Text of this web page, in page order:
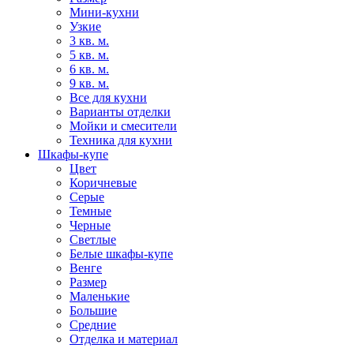
Мини-кухни
Узкие
3 кв. м.
5 кв. м.
6 кв. м.
9 кв. м.
Все для кухни
Варианты отделки
Мойки и смесители
Техника для кухни
Шкафы-купе
Цвет
Коричневые
Серые
Темные
Черные
Светлые
Белые шкафы-купе
Венге
Размер
Маленькие
Большие
Средние
Отделка и материал